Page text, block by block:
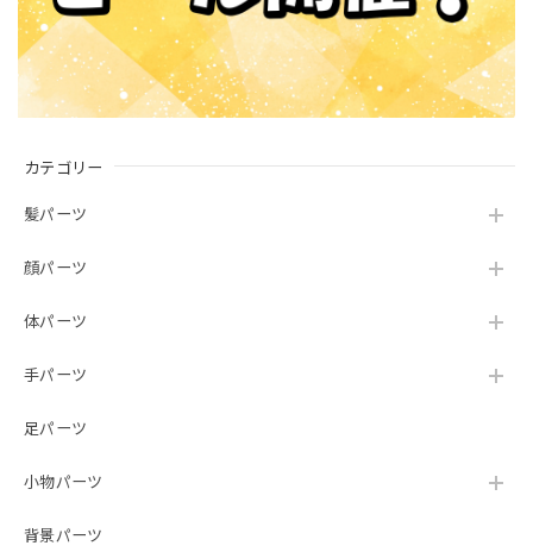
カテゴリー
髪パーツ
顔パーツ
体パーツ
手パーツ
足パーツ
小物パーツ
背景パーツ